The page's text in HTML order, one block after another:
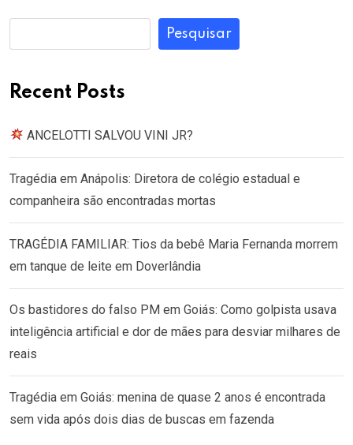
Pesquisar
Recent Posts
ANCELOTTI SALVOU VINI JR?
Tragédia em Anápolis: Diretora de colégio estadual e
companheira são encontradas mortas
TRAGÉDIA FAMILIAR: Tios da bebê Maria Fernanda morrem
em tanque de leite em Doverlândia
Os bastidores do falso PM em Goiás: Como golpista usava
inteligência artificial e dor de mães para desviar milhares de
reais
Tragédia em Goiás: menina de quase 2 anos é encontrada
sem vida após dois dias de buscas em fazenda